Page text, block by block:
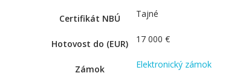
Certifikát NBÚ Tajné
Hotovost do (EUR) 17 000 €
Zámok Elektronický zámok